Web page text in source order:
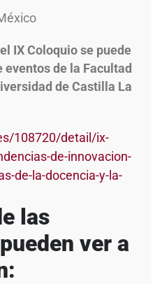
IX Coloquio se puede
de la Facultad
de Castilla La
108720/detail/ix-
de-innovacion-
de-la-docencia-y-la-
las
ver a